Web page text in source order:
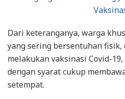
Dari keteranganya, warga
yang sering bersentuhan
melakukan vaksinasi Covid-
dengan syarat cukup
setempat.